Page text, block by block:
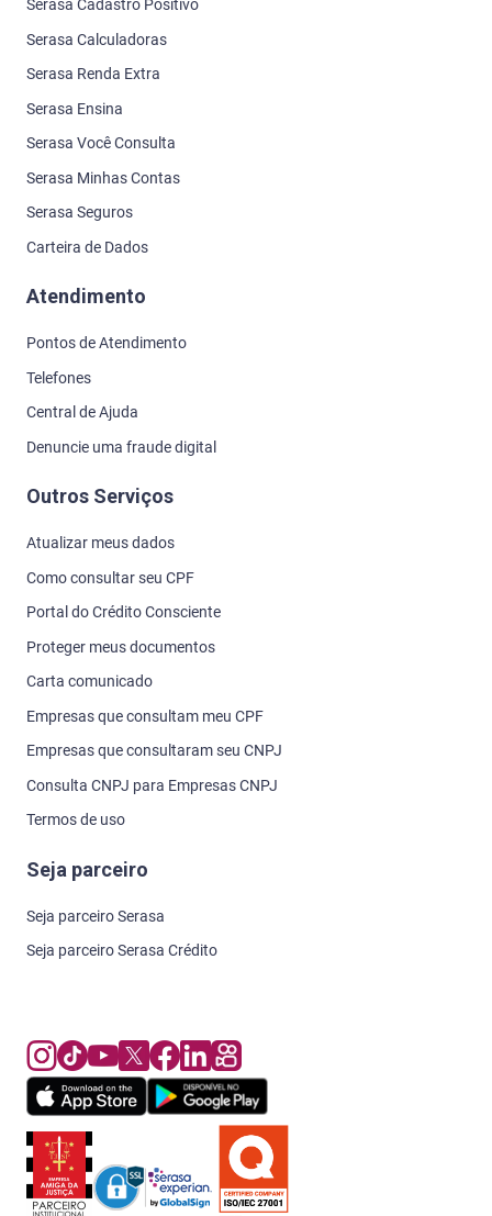
Serasa Cadastro Positivo
Serasa Calculadoras
Serasa Renda Extra
Serasa Ensina
Serasa Você Consulta
Serasa Minhas Contas
Serasa Seguros
Carteira de Dados
Atendimento
Pontos de Atendimento
Telefones
Central de Ajuda
Denuncie uma fraude digital
Outros Serviços
Atualizar meus dados
Como consultar seu CPF
Portal do Crédito Consciente
Proteger meus documentos
Carta comunicado
Empresas que consultam meu CPF
Empresas que consultaram seu CNPJ
Consulta CNPJ para Empresas CNPJ
Termos de uso
Seja parceiro
Seja parceiro Serasa
Seja parceiro Serasa Crédito